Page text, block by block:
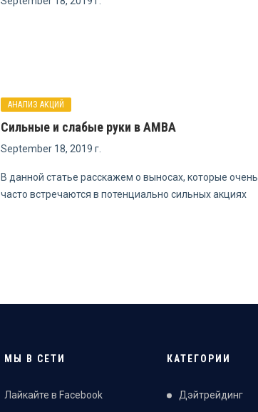
АНАЛИЗ АКЦИЙ
Сильные и слабые руки в AMBA
September 18, 2019 г.
В данной статье расскажем о выносах, которые очень
часто встречаются в потенциально сильных акциях
МЫ В СЕТИ
Лайкайте в Facebook
КАТЕГОРИИ
Дэйтрейдинг